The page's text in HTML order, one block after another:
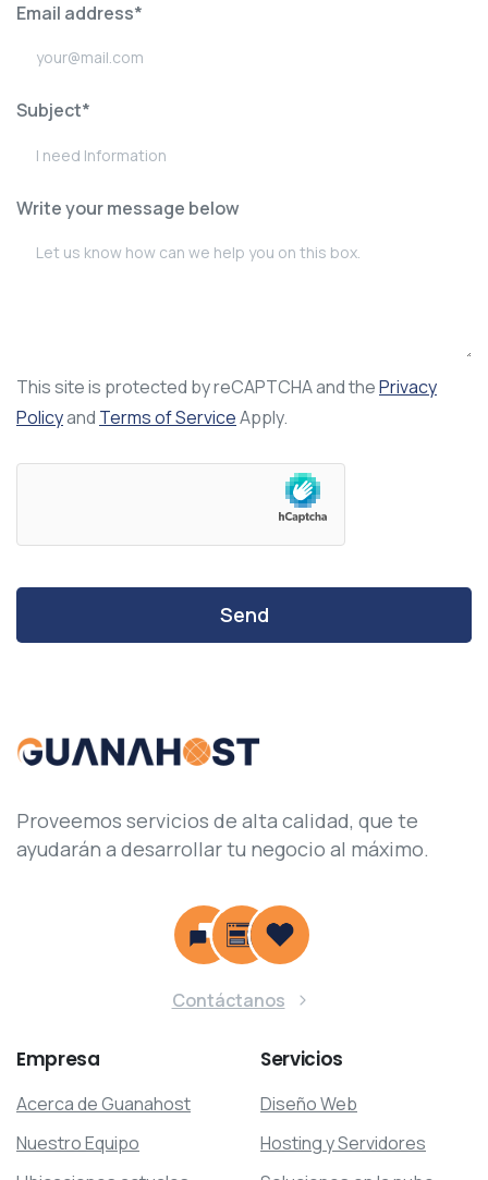
Email address*
Subject*
Write your message below
This site is protected by reCAPTCHA and thePrivacy
Policyand Terms of ServiceApply.
Proveemos servicios de alta calidad, que te
ayudarán a desarrollar tu negocio al máximo.
Contáctanos
Empresa
Acerca de Guanahost
Nuestro Equipo
Servicios
Diseño Web
Hosting y Servidores